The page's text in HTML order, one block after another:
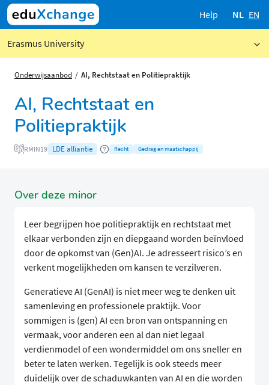
Help NL EN
Erasmus University
Onderwijsaanbod AI, Rechtstaat en Politiepraktijk
AI, Rechtstaat en
Politiepraktijk
RMIN19 LDE alliantie Recht Gedrag en maatschappij
Over deze minor
Leer begrijpen hoe politiepraktijk en rechtstaat met
elkaar verbonden zijn en diepgaand worden beïnvloed
door de opkomst van (Gen)AI. Je adresseert risico’s en
verkent mogelijkheden om kansen te verzilveren.
Generatieve AI (GenAI) is niet meer weg te denken uit
samenleving en professionele praktijk. Voor
sommigen is (gen) AI een bron van ontspanning en
vermaak, voor anderen een al dan niet legaal
verdienmodel of een wondermiddel om ons sneller en
beter te laten werken. Tegelijk is ook steeds meer
duidelijk over de schaduwkanten van AI en die worden